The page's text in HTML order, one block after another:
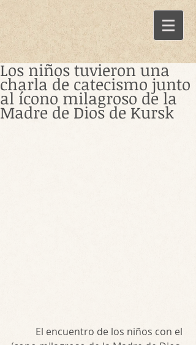
Los niños tuvieron una
charla de catecismo junto
al ícono milagroso de la
Madre de Dios de Kursk